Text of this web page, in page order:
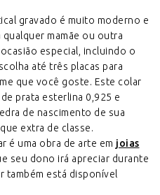
gravado é muito moderno e
mamãe ou outra
especial, incluindo o
até três placas para
que você goste. Este colar
prata esterlina 0,925 e
de nascimento de sua
extra de classe.
é uma obra de arte em joias
seu dono irá apreciar durante
também está disponível